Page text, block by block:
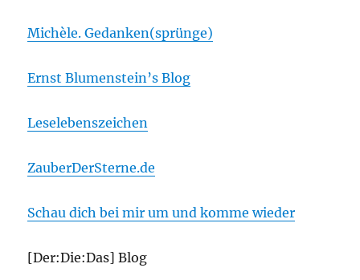
Michèle. Gedanken(sprünge)
Ernst Blumenstein’s Blog
Leselebenszeichen
ZauberDerSterne.de
Schau dich bei mir um und komme wieder
[Der:Die:Das] Blog